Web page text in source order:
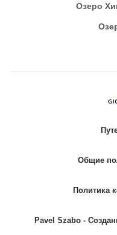
Озеро
Общие
Политика
Pavel Szabo -